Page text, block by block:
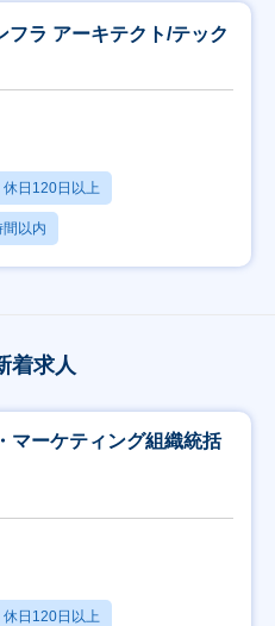
フラ アーキテクト/テック
休日120日以上
間以内
着求人
マーケティング組織統括
休日120日以上